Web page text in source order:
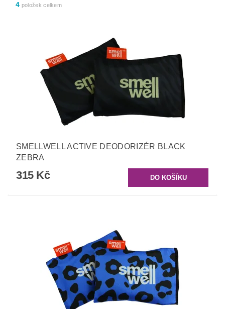
4 položek celkem
SMELLWELL ACTIVE DEODORIZÉR BLACK
ZEBRA
315 Kč